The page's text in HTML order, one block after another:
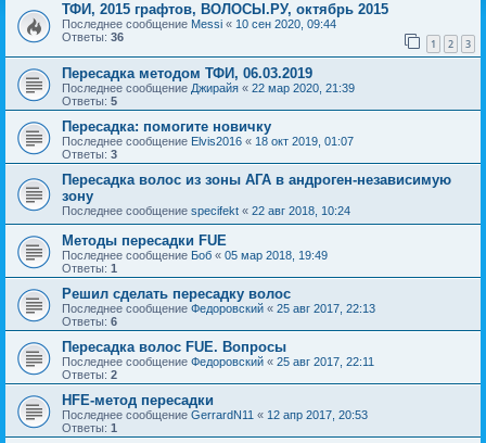
ТФИ, 2015 графтов, ВОЛОСЫ.РУ, октябрь 2015
Последнее сообщение Messi « 10 сен 2020, 09:44
Ответы: 36 1 2 3
Пересадка методом ТФИ, 06.03.2019
Последнее сообщение Джирайя « 22 мар 2020, 21:39
Ответы: 5
Пересадка: помогите новичку
Последнее сообщение Elvis2016 « 18 окт 2019, 01:07
Ответы: 3
Пересадка волос из зоны АГА в андроген-независимую
зону
Последнее сообщение specifekt « 22 авг 2018, 10:24
Методы пересадки FUE
Последнее сообщение Боб « 05 мар 2018, 19:49
Ответы: 1
Решил сделать пересадку волос
Последнее сообщение Федоровский « 25 авг 2017, 22:13
Ответы: 6
Пересадка волос FUE. Вопросы
Последнее сообщение Федоровский « 25 авг 2017, 22:11
Ответы: 2
HFE-метод пересадки
Последнее сообщение GerrardN11 « 12 апр 2017, 20:53
Ответы: 1